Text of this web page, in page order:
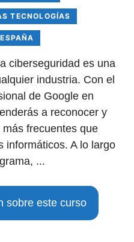
TECNOLOGÍAS
ciberseguridad es una
industria. Con el
de Google en
a reconocer y
frecuentes que
informáticos. A lo largo
...
sobre este curso